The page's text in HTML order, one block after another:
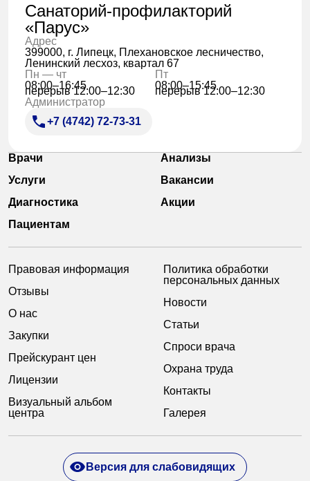
Санаторий-профилакторий
«Парус»
Адрес
399000, г. Липецк, Плехановское лесничество,
Ленинский лесхоз, квартал 67
Пн — чт
08:00–16:45
перерыв 12:00–12:30
Пт
08:00–15:45
перерыв 12:00–12:30
Администратор
+7 (4742) 72-73-31
Врачи
Анализы
Услуги
Вакансии
Диагностика
Акции
Пациентам
Правовая информация
Отзывы
О нас
Закупки
Прейскурант цен
Лицензии
Визуальный альбом
центра
Политика обработки
персональных данных
Новости
Статьи
Спроси врача
Охрана труда
Контакты
Галерея
Версия для слабовидящих